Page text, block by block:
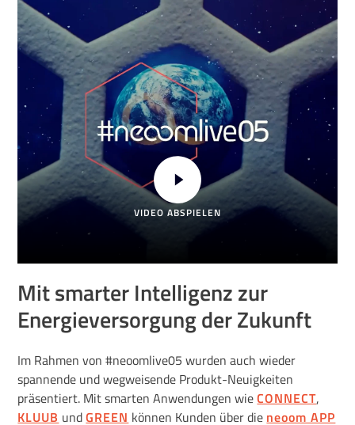
VIDEO ABSPIELEN
Mit smarter Intelligenz zur
Energieversorgung der Zukunft
Im Rahmen von #neoomlive05 wurden auch wieder
spannende und wegweisende Produkt-Neuigkeiten
präsentiert. Mit smarten Anwendungen wieCONNECT,
KLUUB undGREEN können Kunden über die neoom APP